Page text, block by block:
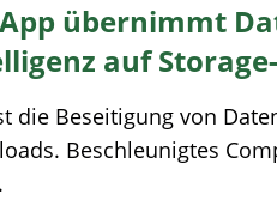
übernimmt
auf
die Beseitigung von
Beschleunigtes